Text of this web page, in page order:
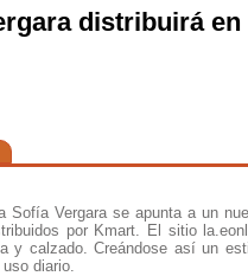
distribuirá
Sofía Vergara se apunta a un
por Kmart. El sitio
y calzado. Creándose así un
diario.